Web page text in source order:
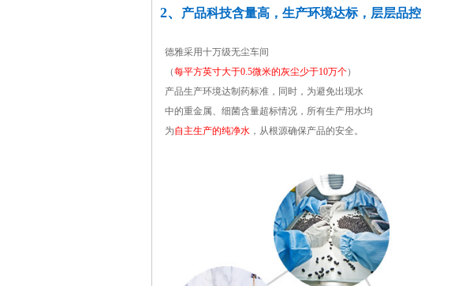
2、 产品科技含量高，生产环境达标，层层品控
德雅采用十万级无尘车间
（每平方英寸大于0.5微米的灰尘少于10万个）
产品生产环境达制药标准，同时，为避免出现水
中的重金属、细菌含量超标情况，所有生产用水均
为自主生产的纯净水 ，从根源确保产品的安全。